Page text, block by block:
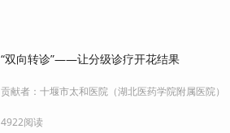
“双向转诊”——让分级诊疗开花结果
贡献者：十堰市太和医院（湖北医药学院附属医院）
4922阅读